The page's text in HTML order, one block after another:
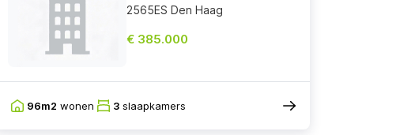
2565ES Den Haag
€ 385.000
96m2 wonen 3 slaapkamers